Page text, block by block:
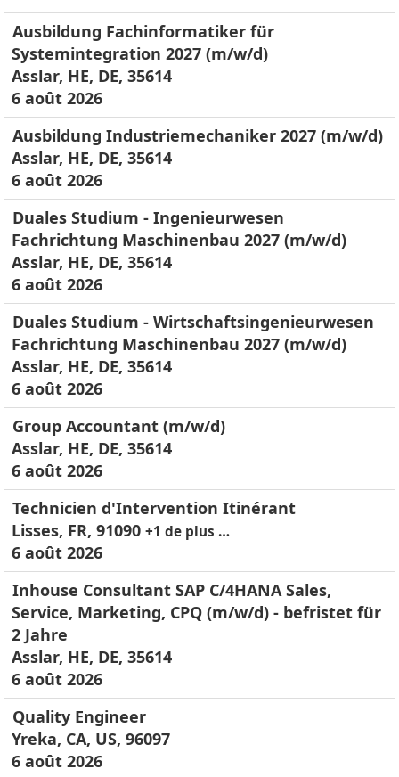
Ausbildung Fachinformatiker für
Systemintegration 2027 (m/w/d)
Asslar, HE, DE, 35614
6 août 2026
Ausbildung Industriemechaniker 2027 (m/w/d)
Asslar, HE, DE, 35614
6 août 2026
Duales Studium - Ingenieurwesen
Fachrichtung Maschinenbau 2027 (m/w/d)
Asslar, HE, DE, 35614
6 août 2026
Duales Studium - Wirtschaftsingenieurwesen
Fachrichtung Maschinenbau 2027 (m/w/d)
Asslar, HE, DE, 35614
6 août 2026
Group Accountant (m/w/d)
Asslar, HE, DE, 35614
6 août 2026
Technicien d'Intervention Itinérant
Lisses, FR, 91090 +1 de plus …
6 août 2026
Inhouse Consultant SAP C/4HANA Sales,
Service, Marketing, CPQ (m/w/d) - befristet für
2 Jahre
Asslar, HE, DE, 35614
6 août 2026
Quality Engineer
Yreka, CA, US, 96097
6 août 2026